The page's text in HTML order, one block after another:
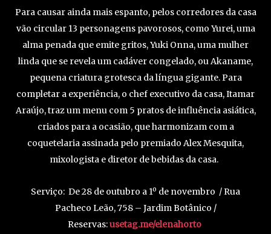
Para causar ainda mais espanto, pelos corredores da casa
vão circular 13 personagens pavorosos, como Yurei, uma
alma penada que emite gritos, Yuki Onna, uma mulher
linda que se revela um cadáver congelado, ou Akaname,
pequena criatura grotesca da língua gigante. Para
completar a experiência, o chef executivo da casa, Itamar
Araújo, traz um menu com 5 pratos de influência asiática,
criados para a ocasião, que harmonizam com a
coquetelaria assinada pelo premiado Alex Mesquita,
mixologista e diretor de bebidas da casa.
Serviço: De 28 de outubro a 1º de novembro / Rua
Pacheco Leão, 758 – Jardim Botânico /
Reservas:usetag.me/elenahorto